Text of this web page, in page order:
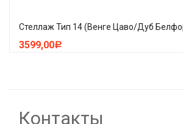
Стеллаж Тип 14 (Венге Цаво/Дуб
3599,00Р
Контакты